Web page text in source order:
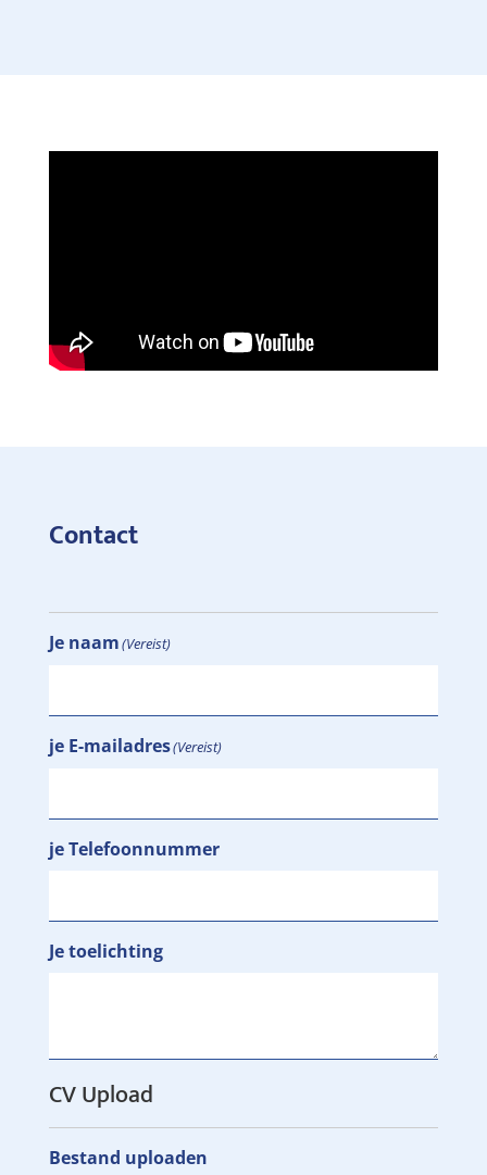
Contact
Je naam(Vereist)
je E-mailadres(Vereist)
je Telefoonnummer
Je toelichting
CV Upload
Bestand uploaden